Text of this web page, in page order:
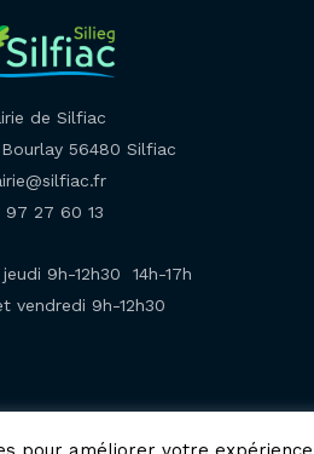
de Silfiac
56480 Silfiac
97 27 60 13
9h-12h30 14h-17h
vendredi 9h-12h30